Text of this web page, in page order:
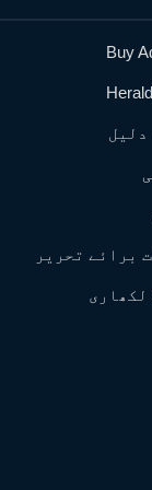
Buy
دلیل
برائے تحریر
لکھاری